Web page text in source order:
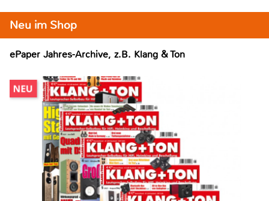
Neu im Shop
ePaper Jahres-Archive, z.B. Klang & Ton